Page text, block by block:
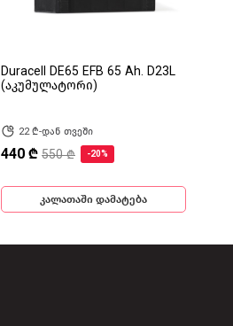
Duracell DE65 EFB 65 Ah. D23L
(აკუმულატორი)
22 ₾-დან თვეში
440 ₾ 550 ₾ -20%
კალათაში დამატება